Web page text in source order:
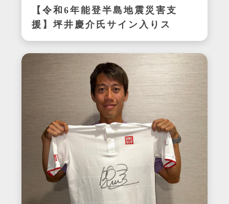
【令和6年能登半島地震災害支
援】坪井慶介氏サイン入りス
パイク